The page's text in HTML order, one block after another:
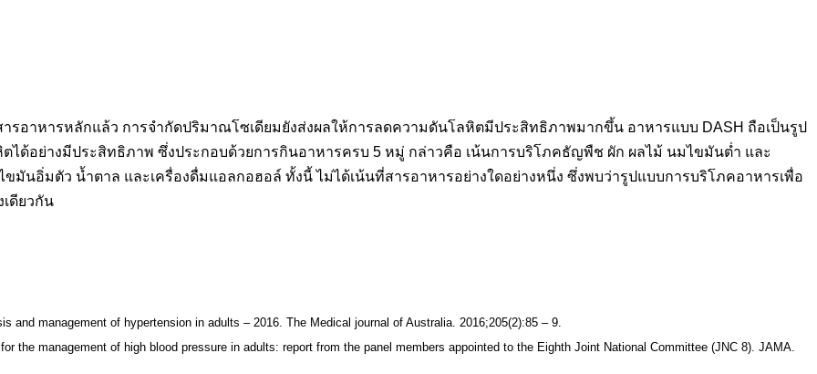
อาหารหลักแล้ว การจำกัดปริมาณโซเดียมยังส่งผลให้การลดความดันโลหิตมีประสิทธิภาพมากขึ้น อาหารแบบ DASH ถือเป็นรูป
ด้อย่างมีประสิทธิภาพ ซึ่งประกอบด้วยการกินอาหารครบ 5 หมู่ กล่าวคือ เน้นการบริโภคธัญพืช ผัก ผลไม้ นมไขมันต่ำ และ
นอิ่มตัว น้ำตาล และเครื่องดื่มแอลกอฮอล์ ทั้งนี้ ไม่ได้เน้นที่สารอาหารอย่างใดอย่างหนึ่ง ซึ่งพบว่ารูปแบบการบริโภคอาหารเพื่อ
ดียวกัน
and management of hypertension in adults – 2016. The Medical journal of Australia. 2016;205(2):85 – 9.
the management of high blood pressure in adults: report from the panel members appointed to the Eighth Joint National Committee (JNC 8). JAMA.